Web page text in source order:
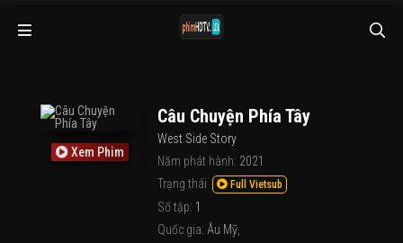
Xem Phim
Câu Chuyện Phía Tây
West Side Story
Năm phát hành: 2021
Trạng thái
Full Vietsub
Số tập: 1
Quốc gia: Âu Mỹ